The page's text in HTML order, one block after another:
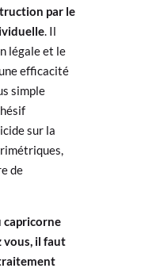
par le
. Il
légale et le
efficacité
simple
sur la
de
capricorne
vous, il faut